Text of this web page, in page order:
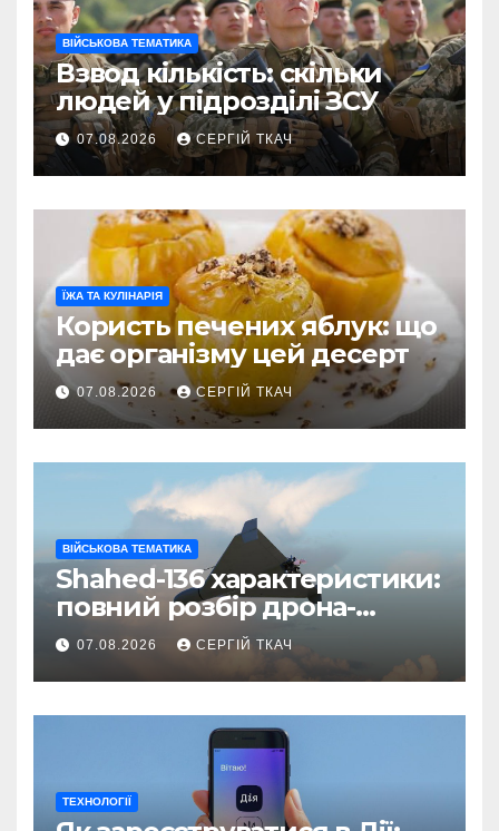
ВІЙСЬКОВА ТЕМАТИКА
Взвод кількість: скільки
людей у підрозділі ЗСУ
07.08.2026 СЕРГІЙ ТКАЧ
ЇЖА ТА КУЛІНАРІЯ
Користь печених яблук: що
дає організму цей десерт
07.08.2026 СЕРГІЙ ТКАЧ
ВІЙСЬКОВА ТЕМАТИКА
Shahed-136 характеристики:
повний розбір дрона-
камікадзе
07.08.2026 СЕРГІЙ ТКАЧ
ТЕХНОЛОГІЇ